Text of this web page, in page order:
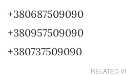
+380687509090
+380957509090
+380737509090
RELATED